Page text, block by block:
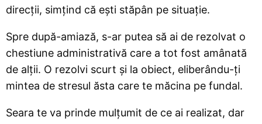
direcții, simțind că ești stăpân pe situație.
Spre după-amiază, s-ar putea să ai de rezolvat o
chestiune administrativă care a tot fost amânată
de alții. O rezolvi scurt și la obiect, eliberându-ți
mintea de stresul ăsta care te măcina pe fundal.
Seara te va prinde mulțumit de ce ai realizat, dar